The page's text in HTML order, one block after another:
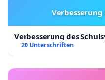
Verbesserung
Verbesserung des
20 Unterschriften